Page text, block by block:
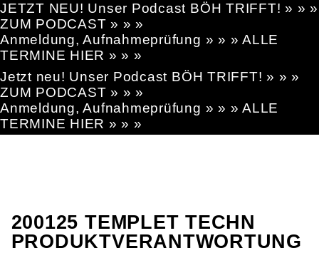
JETZT NEU! Unser Podcast BÖH TRIFFT! » » »
ZUM PODCAST » » »
Anmeldung, Aufnahmeprüfung » » » ALLE
TERMINE HIER » » »
Jetzt neu! Unser Podcast BÖH TRIFFT! » » »
ZUM PODCAST » » »
Anmeldung, Aufnahmeprüfung » » » ALLE
TERMINE HIER » » »
200125 TEMPLET TECHN
PRODUKTVERANTWORTUNG